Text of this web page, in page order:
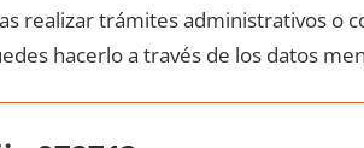
realizar trámites administrativos ο
hacerlo а través dе los datos